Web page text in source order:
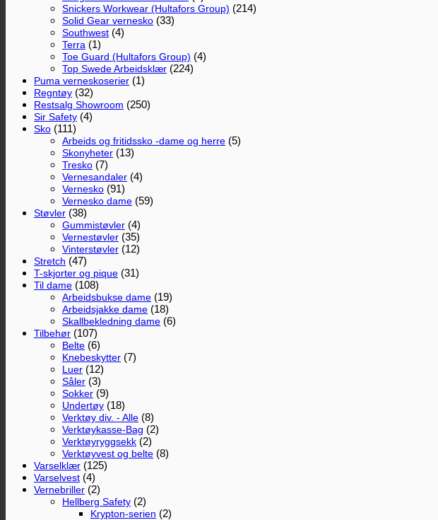
Snickers Workwear (Hultafors Group) (214)
Solid Gear vernesko (33)
Southwest (4)
Terra (1)
Toe Guard (Hultafors Group) (4)
Top Swede Arbeidsklær (224)
Puma verneskoserier (1)
Regntøy (32)
Restsalg Showroom (250)
Sir Safety (4)
Sko (111)
Arbeids og fritidssko -dame og herre (5)
Skonyheter (13)
Tresko (7)
Vernesandaler (4)
Vernesko (91)
Vernesko dame (59)
Støvler (38)
Gummistøvler (4)
Vernestøvler (35)
Vinterstøvler (12)
Stretch (47)
T-skjorter og pique (31)
Til dame (108)
Arbeidsbukse dame (19)
Arbeidsjakke dame (18)
Skallbekledning dame (6)
Tilbehør (107)
Belte (6)
Knebeskytter (7)
Luer (12)
Såler (3)
Sokker (9)
Undertøy (18)
Verktøy div. - Alle (8)
Verktøykasse-Bag (2)
Verktøyryggsekk (2)
Verktøyvest og belte (8)
Varselklær (125)
Varselvest (4)
Vernebriller (2)
Hellberg Safety (2)
Krypton-serien (2)